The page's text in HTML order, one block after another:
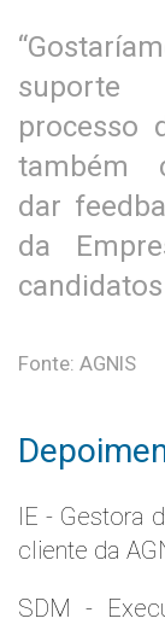
suporte
processo
também
dar
da
Fonte: AGNIS
IE - Gestora
cliente da
SDM -